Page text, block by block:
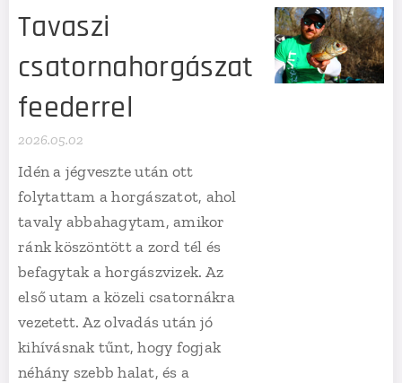
Tavaszi
csatornahorgászat
feederrel
2026.05.02
Idén a jégveszte után ott
folytattam a horgászatot, ahol
tavaly abbahagytam, amikor
ránk köszöntött a zord tél és
befagytak a horgászvizek. Az
első utam a közeli csatornákra
vezetett. Az olvadás után jó
kihívásnak tűnt, hogy fogjak
néhány szebb halat, és a